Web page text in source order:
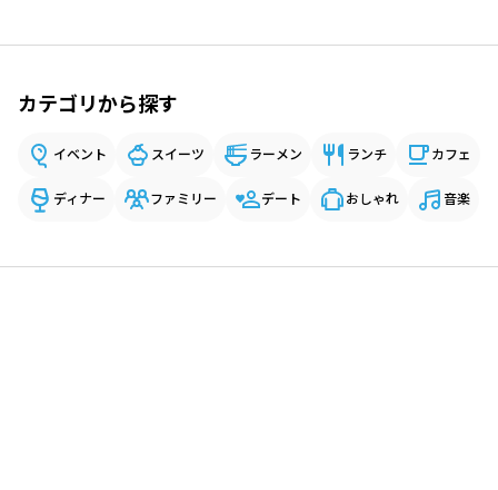
カテゴリから探す
イベント スイーツ ラーメン ランチ カフェ
ディナー ファミリー デート おしゃれ 音楽